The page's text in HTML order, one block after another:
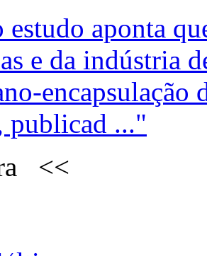
aponta
e da indústria
publicad ..."
<<